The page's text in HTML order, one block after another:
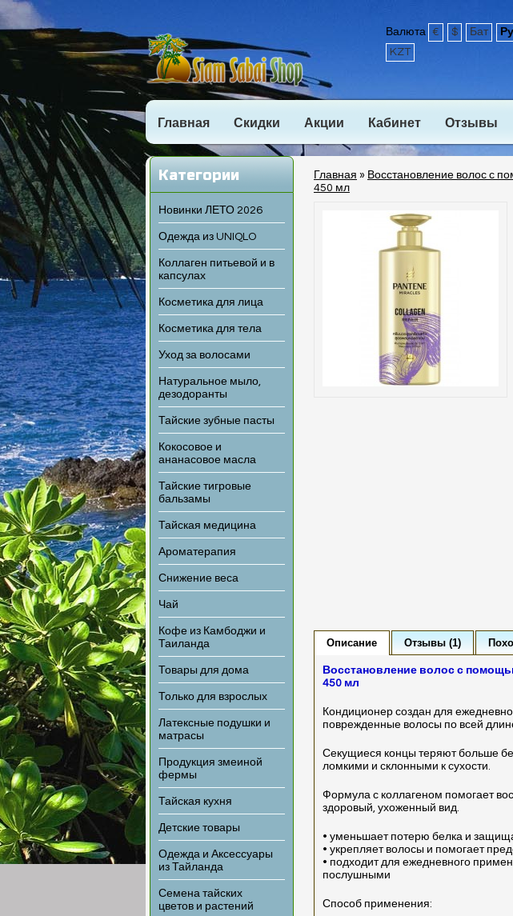
Валюта € $ Бат
KZT
Главная Скидки Акции Кабинет Отзывы
Категории
Новинки ЛЕТО 2026
Одежда из UNIQLO
Коллаген питьевой и в
капсулах
Косметика для лица
Косметика для тела
Уход за волосами
Натуральное мыло,
дезодоранты
Тайские зубные пасты
Кокосовое и
ананасовое масла
Тайские тигровые
бальзамы
Тайская медицина
Ароматерапия
Снижение веса
Чай
Кофе из Камбоджи и
Таиланда
Товары для дома
Только для взрослых
Латексные подушки и
матрасы
Продукция змеиной
фермы
Тайская кухня
Детские товары
Одежда и Аксессуары
из Тайланда
Семена тайских
цветов и растений
Главная » Восстановление волос с
450 мл
Описание Отзывы (1)
Восстановление волос с
450 мл
Кондиционер создан для
поврежденные волосы по всей
Секущиеся концы теряют больше
ломкими и склонными к сухости.
Формула с коллагеном помогает
здоровый, ухоженный вид.
• уменьшает потерю белка и
• укрепляет волосы и помогает
• подходит для ежедневного
послушными
Способ применения: